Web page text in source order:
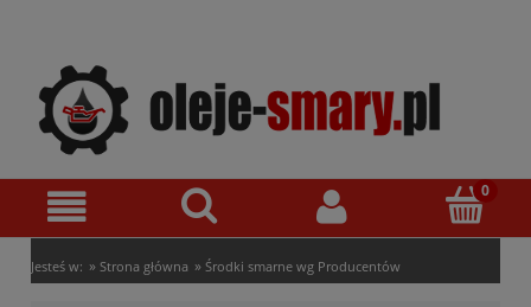
Jesteś w: » Strona główna » Środki smarne wg Producentów